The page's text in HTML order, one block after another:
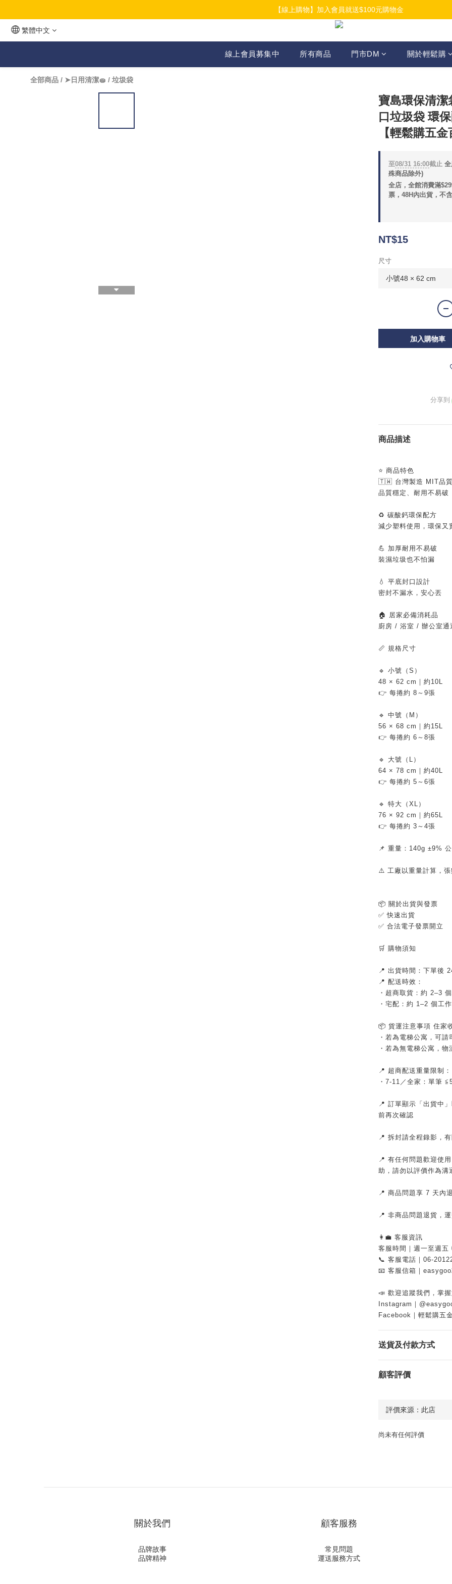
【線上購物】加入會員就送$100元購物金
【線上購物】加入會員就送$100元購物金
【線上購物】介紹好友加入會員再拿$50折扣金
繁體中文
線上會員募集中 所有商品 門市DM 關於輕鬆購
全部商品 / ➤日用清潔🧽 / 垃圾袋
寶島環保清潔
口垃圾袋 環
【輕鬆購五金
至08/31 16:00截止全
殊商品除外)
全店，全館消費滿
票，48H內出貨，不
NT$15
尺寸
加入購物車
分享到
商品描述
⭐ 商品特色
🇹🇼 台灣製造 MIT品
品質穩定、耐用不易破
♻️ 碳酸鈣環保配方
減少塑料使用，環保又
💪 加厚耐用不易破
裝濕垃圾也不怕漏
💧 平底封口設計
密封不漏水，安心丟
🏠 居家必備消耗品
廚房 / 浴室 / 辦公室通
📏 規格尺寸
🔹 小號（S）
48 × 62 cm｜約10L
👉 每捲約 8～9張
🔹 中號（M）
56 × 68 cm｜約15L
👉 每捲約 6～8張
🔹 大號（L）
64 × 78 cm｜約40L
👉 每捲約 5～6張
🔹 特大（XL）
76 × 92 cm｜約65L
👉 每捲約 3～4張
📌 重量：140g ±9%
⚠️ 工廠以重量計算，張
📦 關於出貨與發票
✅ 快速出貨
✅ 合法電子發票開立
🛒 購物須知
📍 出貨時間：下單後
📍 配送時效：
・超商取貨：約 2–3
・宅配：約 1–2 個工
📦 貨運注意事項 住家
・若為電梯公寓，可請
・若為無電梯公寓，
📍 超商配送重量限制：
・7-11／全家：單筆
📍 訂單顯示「出貨中
前再次確認
📍 拆封請全程錄影，
📍 有任何問題歡迎使
助，請勿以評價作為溝
📍 商品問題享 7 天內
📍 非商品問題退貨，
👩‍💼 客服資訊
客服時間｜週一至週
📞 客服電話｜06-
📧 客服信箱｜
📣 歡迎追蹤我們，掌握
Instagram｜
Facebook｜輕鬆購五
送貨及付款方式
顧客評價
尚未有任何評價
關於我們
品牌故事
品牌精神
顧客服務
常見問題
運送服務方式